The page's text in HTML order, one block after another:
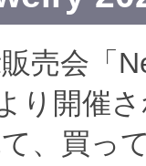
売会「
り開催
、買っ